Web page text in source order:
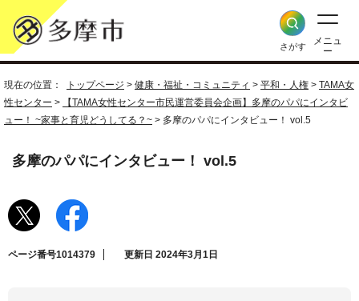
さがす
メニュ
ー
現在の位置： トップページ > 健康・福祉・コミュニティ > 平和・人権 > TAMA女
性センター >
【TAMA女性センター市民運営委員会企画】多摩のパパにインタビ
ュー！ ~家事と育児どうしてる？~ > 多摩のパパにインタビュー！ vol.5
多摩のパパにインタビュー！ vol.5
ページ番号1014379 更新日 2024年3月1日